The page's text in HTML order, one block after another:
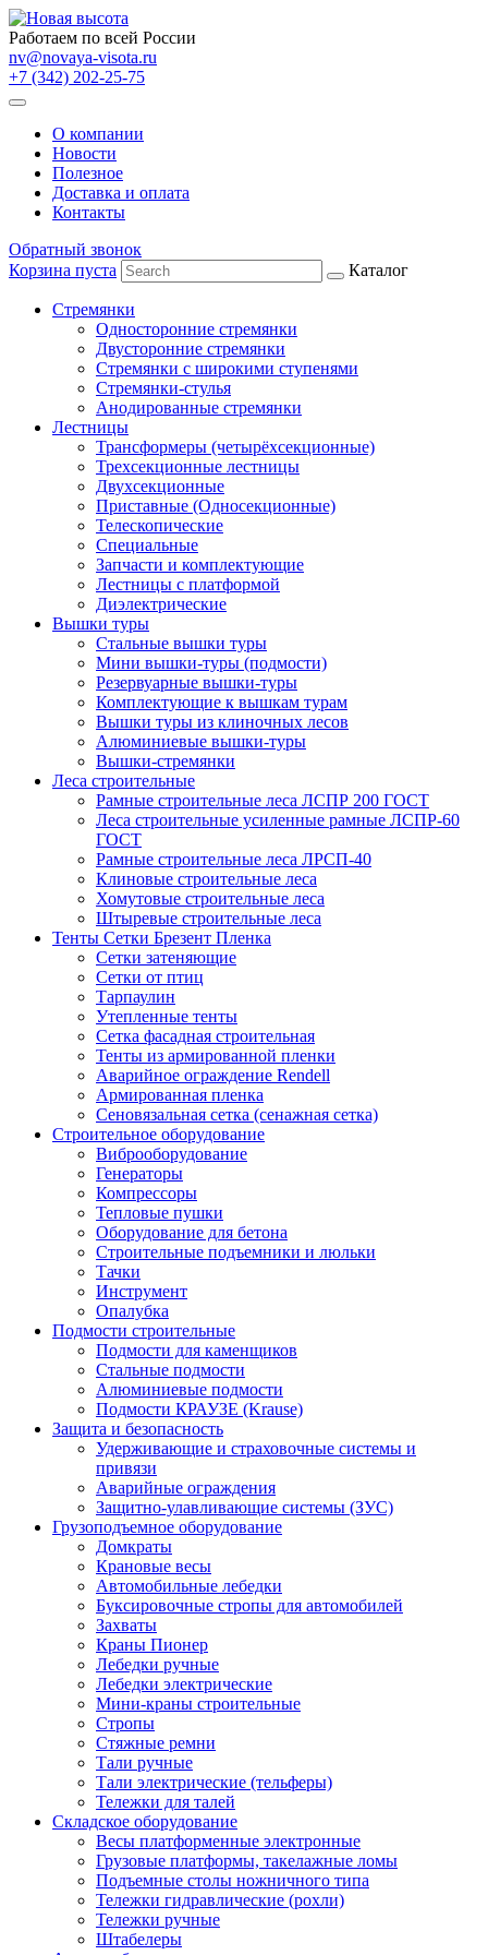
Работаем по всей России
nv@novaya-visota.ru
+7 (342) 202-25-75
О компании
Новости
Полезное
Доставка и оплата
Контакты
Обратный звонок
Корзина пуста
Каталог
Стремянки
Односторонние стремянки
Двусторонние стремянки
Стремянки с широкими ступенями
Стремянки-стулья
Анодированные стремянки
Лестницы
Трансформеры (четырёхсекционные)
Трехсекционные лестницы
Двухсекционные
Приставные (Односекционные)
Телескопические
Специальные
Запчасти и комплектующие
Лестницы с платформой
Диэлектрические
Вышки туры
Стальные вышки туры
Мини вышки-туры (подмости)
Резервуарные вышки-туры
Комплектующие к вышкам турам
Вышки туры из клиночных лесов
Алюминиевые вышки-туры
Вышки-стремянки
Леса строительные
Рамные строительные леса ЛСПР 200 ГОСТ
Леса строительные усиленные рамные ЛСПР-60
ГОСТ
Рамные строительные леса ЛРСП-40
Клиновые строительные леса
Хомутовые строительные леса
Штыревые строительные леса
Тенты Сетки Брезент Пленка
Сетки затеняющие
Сетки от птиц
Тарпаулин
Утепленные тенты
Сетка фасадная строительная
Тенты из армированной пленки
Аварийное ограждение Rendell
Армированная пленка
Сеновязальная сетка (сенажная сетка)
Строительное оборудование
Виброоборудование
Генераторы
Компрессоры
Тепловые пушки
Оборудование для бетона
Строительные подъемники и люльки
Тачки
Инструмент
Опалубка
Подмости строительные
Подмости для каменщиков
Стальные подмости
Алюминиевые подмости
Подмости КРАУЗЕ (Krause)
Защита и безопасность
Удерживающие и страховочные системы и
привязи
Аварийные ограждения
Защитно-улавливающие системы (ЗУС)
Грузоподъемное оборудование
Домкраты
Крановые весы
Автомобильные лебедки
Буксировочные стропы для автомобилей
Захваты
Краны Пионер
Лебедки ручные
Лебедки электрические
Мини-краны строительные
Стропы
Стяжные ремни
Тали ручные
Тали электрические (тельферы)
Тележки для талей
Складское оборудование
Весы платформенные электронные
Грузовые платформы, такелажные ломы
Подъемные столы ножничного типа
Тележки гидравлические (рохли)
Тележки ручные
Штабелеры